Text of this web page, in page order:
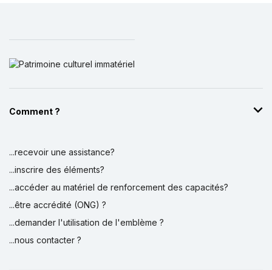
Comment ?
...recevoir une assistance?
...inscrire des éléments?
...accéder au matériel de renforcement des capacités?
...être accrédité (ONG) ?
...demander l'utilisation de l'emblème ?
...nous contacter ?